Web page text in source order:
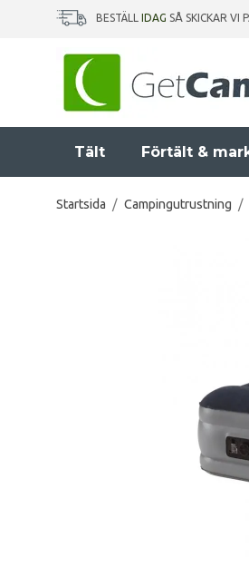
BESTÄLL IDAG SÅ SKICKAR VI
Tält Förtält &
Startsida / Campingutrustning /